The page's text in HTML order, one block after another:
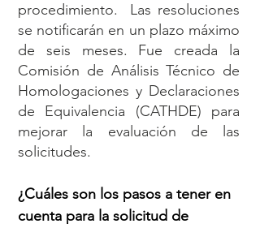
procedimiento. Las resoluciones
se notificarán en un plazo máximo
de seis meses. Fue creada la
Comisión de Análisis Técnico de
Homologaciones y Declaraciones
de Equivalencia (CATHDE) para
mejorar la evaluación de las
solicitudes.
¿Cuáles son los pasos a tener en
cuenta para la solicitud de